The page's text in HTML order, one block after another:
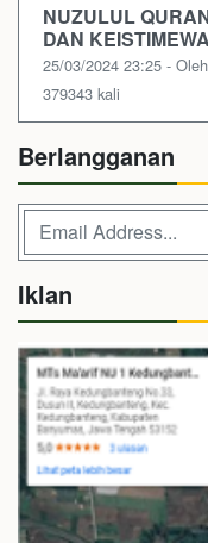
NUZULUL
DAN
25/03/2024 23:25 -
379343 kali
Berlangganan
Iklan